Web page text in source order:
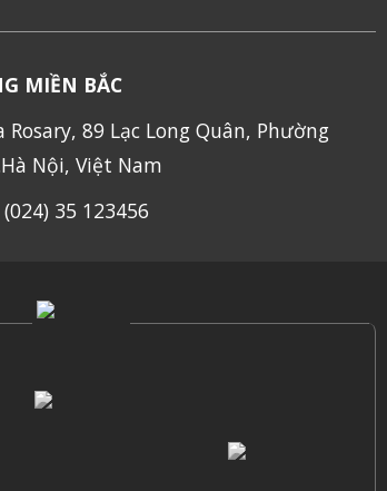
MIỀN BẮC
Rosary, 89 Lạc Long Quân, Phường
Nội, Việt Nam
35 123456